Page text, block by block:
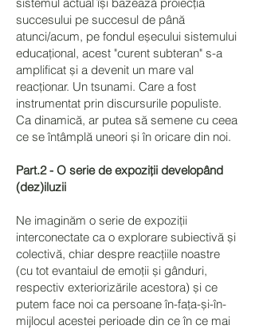
succesului pe succesul de până
atunci/acum, pe fondul eșecului sistemului
educațional, acest "curent subteran" s-a
amplificat și a devenit un mare val
reacționar. Un tsunami. Care a fost
instrumentat prin discursurile populiste.
Ca dinamică, ar putea să semene cu ceea
ce se întâmplă uneori și în oricare din noi.
Part.2 - O serie de expoziții developând
(dez)iluzii
Ne imaginăm o serie de expoziții
interconectate ca o explorare subiectivă și
colectivă, chiar despre reacțiile noastre
(cu tot evantaiul de emoții și gânduri,
respectiv exteriorizările acestora) și ce
putem face noi ca persoane în-fața-și-în-
mijlocul acestei perioade din ce în ce mai